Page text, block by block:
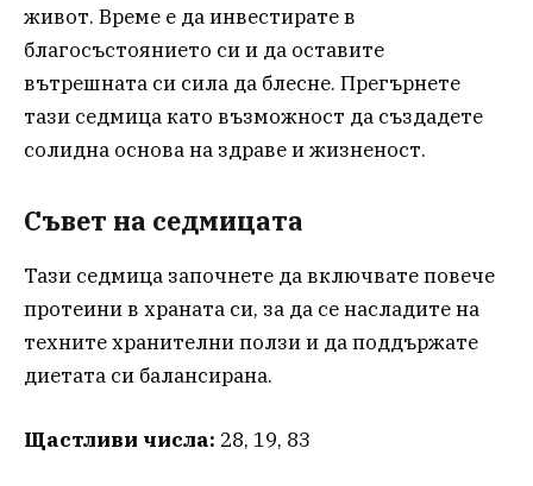
живот. Време е да инвестирате в
благосъстоянието си и да оставите
вътрешната си сила да блесне. Прегърнете
тази седмица като възможност да създадете
солидна основа на здраве и жизненост.
Съвет на седмицата
Тази седмица започнете да включвате повече
протеини в храната си, за да се насладите на
техните хранителни ползи и да поддържате
диетата си балансирана.
Щастливи числа: 28, 19, 83